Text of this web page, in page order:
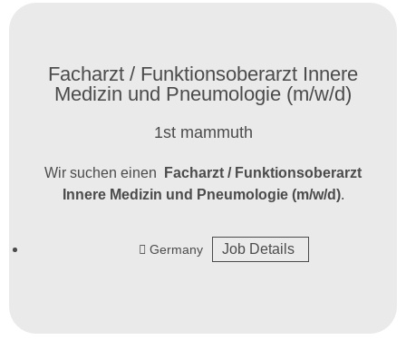
Facharzt / Funktionsoberarzt Innere
Medizin und Pneumologie (m/w/d)
1st mammuth
Wir suchen einen
Facharzt / Funktionsoberarzt
Innere Medizin und Pneumologie (m/w/d).
Germany Job Details